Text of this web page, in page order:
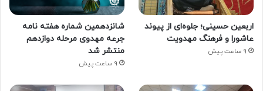
اربعین حسینی؛ جلوه‌ای از پیوند
عاشورا و فرهنگ مهدویت
9 ساعت پیش
شانزدهمین شماره هفته‌ نامه
جرعه مهدوی مرحله دوازدهم
منتشر شد
9 ساعت پیش